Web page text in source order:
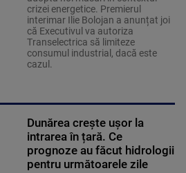
crizei energetice. Premierul
interimar Ilie Bolojan a anunțat joi
că Executivul va autoriza
Transelectrica să limiteze
consumul industrial, dacă este
cazul.
Dunărea crește ușor la
intrarea în țară. Ce
prognoze au făcut hidrologii
pentru următoarele zile